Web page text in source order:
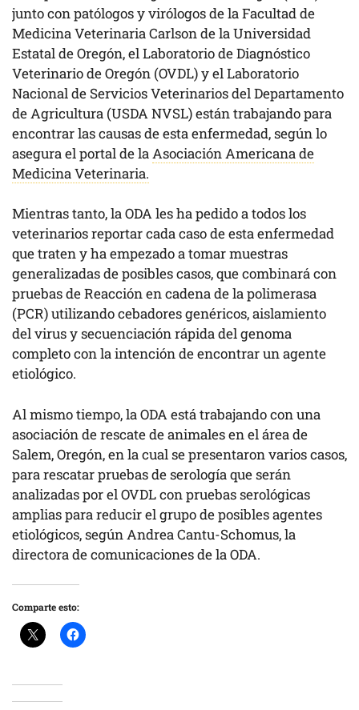
junto con patólogos y virólogos de la Facultad de
Medicina Veterinaria Carlson de la Universidad
Estatal de Oregón, el Laboratorio de Diagnóstico
Veterinario de Oregón (OVDL) y el Laboratorio
Nacional de Servicios Veterinarios del Departamento
de Agricultura (USDA NVSL) están trabajando para
encontrar las causas de esta enfermedad, según lo
asegura el portal de la Asociación Americana de
Medicina Veterinaria.
Mientras tanto, la ODA les ha pedido a todos los
veterinarios reportar cada caso de esta enfermedad
que traten y ha empezado a tomar muestras
generalizadas de posibles casos, que combinará con
pruebas de Reacción en cadena de la polimerasa
(PCR) utilizando cebadores genéricos, aislamiento
del virus y secuenciación rápida del genoma
completo con la intención de encontrar un agente
etiológico.
Al mismo tiempo, la ODA está trabajando con una
asociación de rescate de animales en el área de
Salem, Oregón, en la cual se presentaron varios casos,
para rescatar pruebas de serología que serán
analizadas por el OVDL con pruebas serológicas
amplias para reducir el grupo de posibles agentes
etiológicos, según Andrea Cantu-Schomus, la
directora de comunicaciones de la ODA.
Comparte esto: